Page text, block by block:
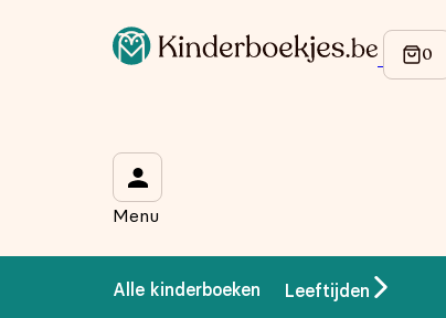
Menu
Alle kinderboeken Leeftijden
Op de hoogte blijven van onze acties?
Wat is je voornaam?